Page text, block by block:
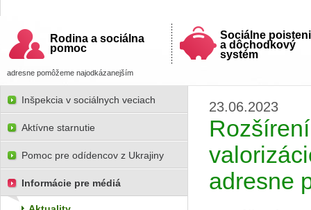
Rodina a sociálna
pomoc
Sociálne
a dôchodkový
systém
adresne pomôžeme najodkázanejším
23.06.2023
adresne
Inšpekcia v sociálnych veciach
Aktívne starnutie
Pomoc pre odídencov z Ukrajiny
Informácie pre médiá